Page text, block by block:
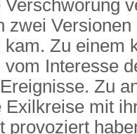
zwei
Zu einem
Interesse
Zu
mit
provoziert